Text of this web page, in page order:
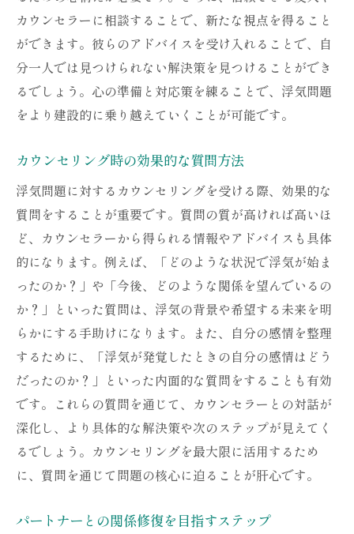
カウンセラーに相談することで、新たな視点を得ること
ができます。彼らのアドバイスを受け入れることで、自
分一人では見つけられない解決策を見つけることができ
るでしょう。心の準備と対応策を練ることで、浮気問題
をより建設的に乗り越えていくことが可能です。
カウンセリング時の効果的な質問方法
浮気問題に対するカウンセリングを受ける際、効果的な
質問をすることが重要です。質問の質が高ければ高いほ
ど、カウンセラーから得られる情報やアドバイスも具体
的になります。例えば、「どのような状況で浮気が始ま
ったのか？」や「今後、どのような関係を望んでいるの
か？」といった質問は、浮気の背景や希望する未来を明
らかにする手助けになります。また、自分の感情を整理
するために、「浮気が発覚したときの自分の感情はどう
だったのか？」といった内面的な質問をすることも有効
です。これらの質問を通じて、カウンセラーとの対話が
深化し、より具体的な解決策や次のステップが見えてく
るでしょう。カウンセリングを最大限に活用するため
に、質問を通じて問題の核心に迫ることが肝心です。
パートナーとの関係修復を目指すステップ